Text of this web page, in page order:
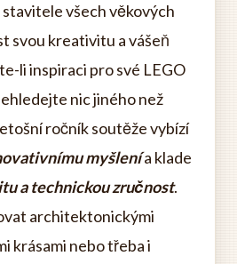
všech věkových
svou kreativitu a vášeň
li inspiraci pro své LEGO
nic jiného než
ročník soutěže vybízí
myšlenía klade
a technickou zručnost.
architektonickými
krásami nebo třeba i